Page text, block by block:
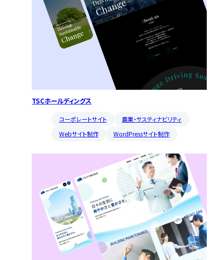
TSCホールディングス
コーポレートサイト
農業・サスティナビリティ
Webサイト制作
WordPressサイト制作